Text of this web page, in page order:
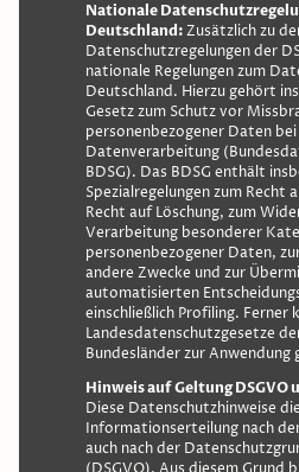
Nationale
Deutschland:Zusätzlich zu
Datenschutzregelungen der
nationale Regelungen zum
Deutschland. Hierzu gehört
Gesetz zum Schutz vor
personenbezogener Daten
Datenverarbeitung
BDSG). Das BDSG enthält
Spezialregelungen zum Recht
Recht auf Löschung, zum
Verarbeitung besonderer
personenbezogener Daten,
andere Zwecke und zur
automatisierten
einschließlich Profiling. Ferner
Landesdatenschutzgesetze
Bundesländer zur Anwendung
Hinweis auf Geltung DSGVO
Diese Datenschutzhinweise
Informationserteilung nach
auch nach der